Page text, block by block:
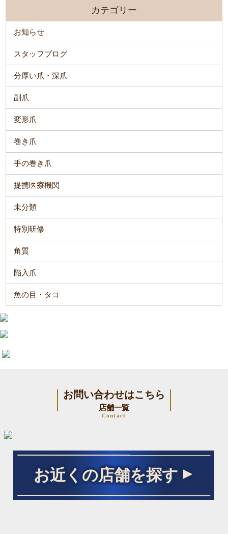
カテゴリー
お知らせ
スタッフブログ
分厚い爪・深爪
副爪
変形爪
巻き爪
手の巻き爪
提携医療機関
未分類
特別研修
角質
陥入爪
魚の目・タコ
お問い合わせはこちら
店舗一覧
Contact
お近くの店舗を探す